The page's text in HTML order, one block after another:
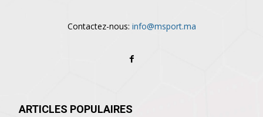
Contactez-nous: info@msport.ma
ARTICLES POPULAIRES